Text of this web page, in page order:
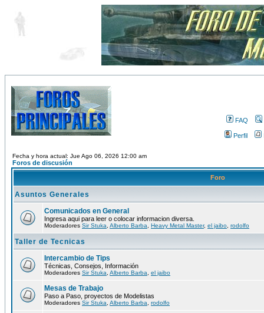
FAQ
Perfil
Fecha y hora actual: Jue Ago 06, 2026 12:00 am
Foros de discusión
Foro
Asuntos Generales
Comunicados en General
Ingresa aqui para leer o colocar informacion diversa.
Moderadores Sir Stuka Alberto Barba Heavy Metal Master, el jaibo rodolfo
Taller de Tecnicas
Intercambio de Tips
Técnicas, Consejos, Información
Moderadores Sir Stuka Alberto Barba el jaibo
Mesas de Trabajo
Paso a Paso, proyectos de Modelistas
Moderadores Sir Stuka Alberto Barba rodolfo